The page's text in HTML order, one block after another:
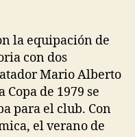
la equipación de
con dos
Mario Alberto
de 1979 se
para el club. Con
el verano de